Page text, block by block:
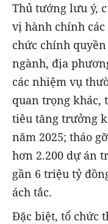
Thủ tướng lưu ý,
vị hành chính
chức chính
ngành, địa
các nhiệm vụ
quan trọng khác,
tiêu tăng trưởng
năm 2025; tháo
hơn 2.200 dự án
gần 6 triệu tỷ
ách tắc.
Đặc biệt, tổ chức